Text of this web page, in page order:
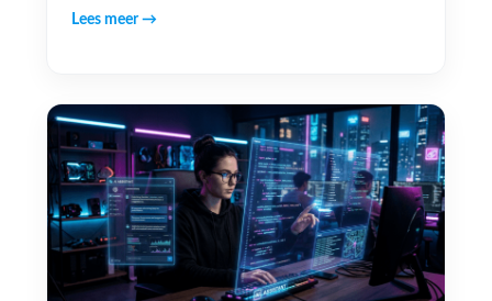
Lees meer →